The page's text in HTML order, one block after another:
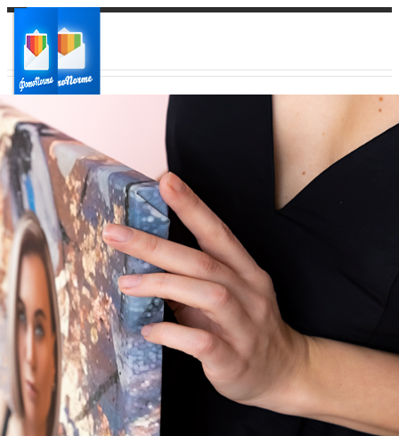
Ваш город:
Ваш регион доставки
Выберите из списка: